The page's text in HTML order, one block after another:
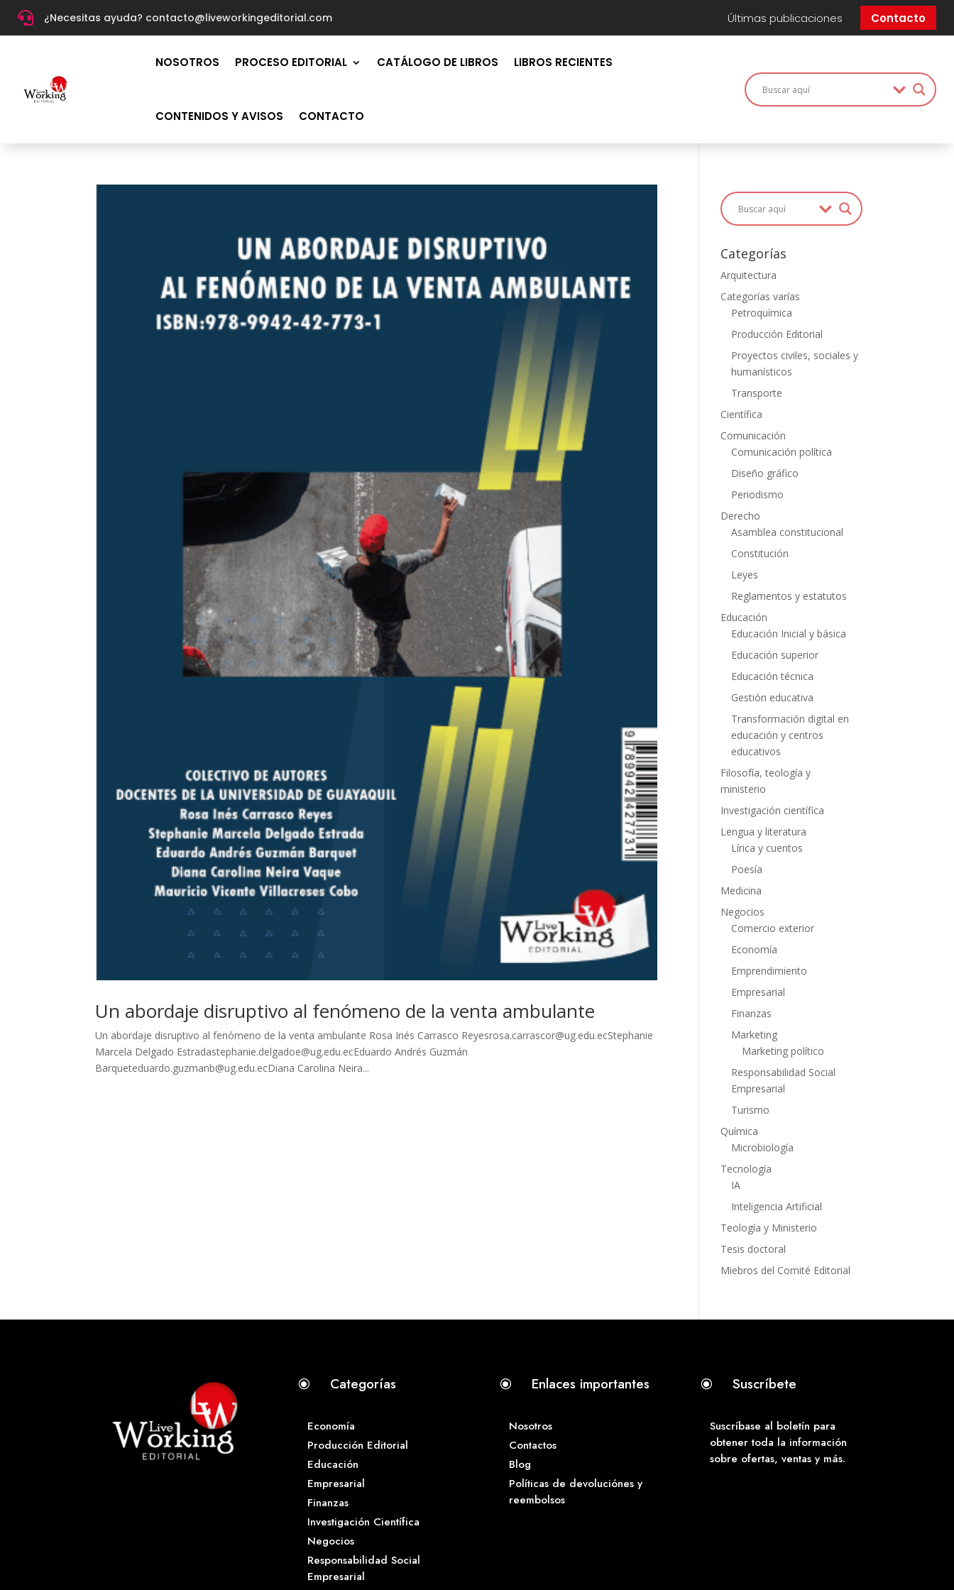
 ¿Necesitas ayuda? contacto@liveworkingeditorial.com Últimas publicaciones Contacto
NOSOTROS PROCESO EDITORIAL CATÁLOGO DE LIBROS LIBROS RECIENTES
CONTENIDOS Y AVISOS CONTACTO
Un abordaje disruptivo al fenómeno de la venta ambulante
Un abordaje disruptivo al fenómeno de la venta ambulante Rosa Inés Carrasco Reyesrosa.carrascor@ug.edu.ecStephanie
Marcela Delgado Estradastephanie.delgadoe@ug.edu.ecEduardo Andrés Guzmán
Barqueteduardo.guzmanb@ug.edu.ecDiana Carolina Neira...
Categorías
Arquitectura
Categorías varías
Petroquímica
Producción Editorial
Proyectos civiles, sociales y
humanísticos
Transporte
Científica
Comunicación
Comunicación política
Diseño gráfico
Periodismo
Derecho
Asamblea constitucional
Constitución
Leyes
Reglamentos y estatutos
Educación
Educación Inicial y básica
Educación superior
Educación técnica
Gestión educativa
Transformación digital en
educación y centros
educativos
Filosofía, teología y
ministerio
Investigación científica
Lengua y literatura
Lírica y cuentos
Poesía
Medicina
Negocios
Comercio exterior
Economía
Emprendimiento
Empresarial
Finanzas
Marketing
Marketing político
Responsabilidad Social
Empresarial
Turismo
Química
Microbiología
Tecnología
IA
Inteligencia Artificial
Teología y Ministerio
Tesis doctoral
Miebros del Comité Editorial
\ Categorías
Economía
Producción Editorial
Educación
Empresarial
Finanzas
Investigación Científica
Negocios
Responsabilidad Social
Empresarial
\ Enlaces importantes
Nosotros
Contactos
Blog
Políticas de devoluciónes y
reembolsos
\ Suscríbete
Suscríbase al boletín para
obtener toda la información
sobre ofertas, ventas y más.